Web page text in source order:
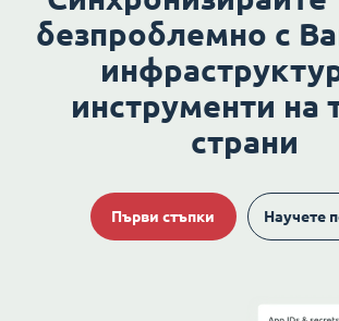
безпроблемно с
инструменти на
страни
Първи стъпки Научете